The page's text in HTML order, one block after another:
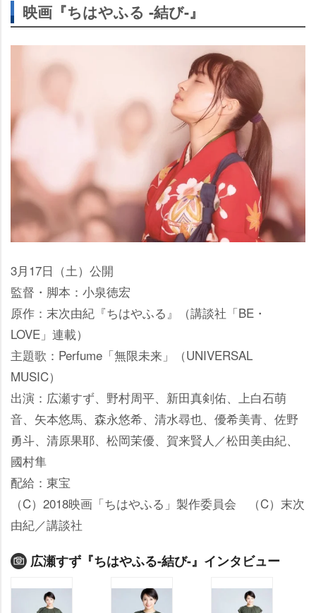
映画『ちはやふる -結び-』
3月17日（土）公開
監督・脚本：小泉徳宏
原作：末次由紀『ちはやふる』（講談社「BE・
LOVE」連載）
主題歌：Perfume「無限未来」（UNIVERSAL
MUSIC）
出演：広瀬すず、野村周平、新田真剣佑、上白石萌
音、矢本悠馬、森永悠希、清水尋也、優希美青、佐野
勇斗、清原果耶、松岡茉優、賀来賢人／松田美由紀、
國村隼
配給：東宝
（C）2018映画「ちはやふる」製作委員会 （C）末次
由紀／講談社
広瀬すず『ちはやふる-結び-』インタビュー